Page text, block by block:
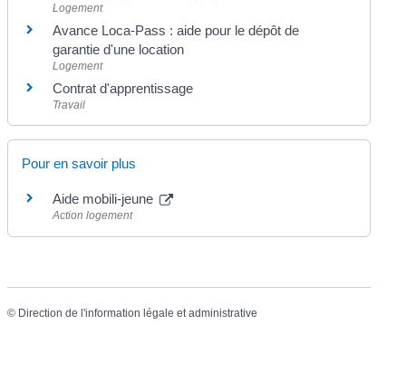
Logement
Avance Loca-Pass : aide pour le dépôt de
garantie d'une location
Logement
Contrat d'apprentissage
Travail
Pour en savoir plus
Aide mobili-jeune
Action logement
© Direction de l'information légale et administrative